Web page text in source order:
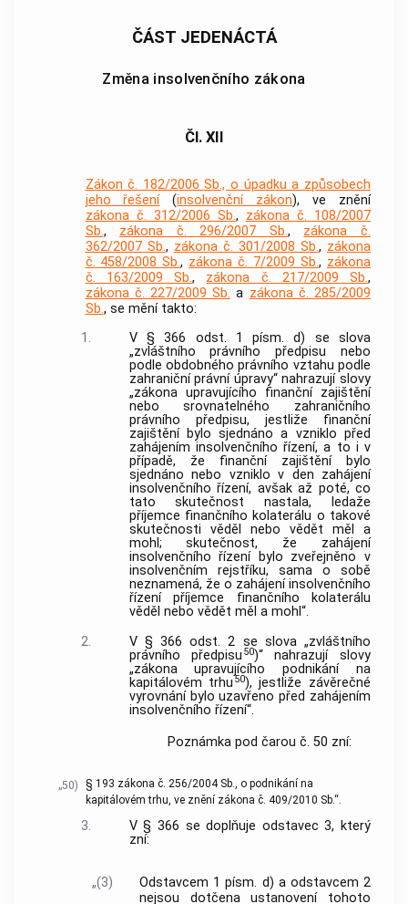
ČÁST JEDENÁCTÁ
Změna insolvenčního zákona
Čl. XII
Zákon č. 182/2006 Sb., o úpadku a způsobech
jeho řešení(insolvenční zákon), ve znění
zákona č. 312/2006 Sb., zákona č. 108/2007
Sb., zákona č. 296/2007 Sb., zákona č.
362/2007 Sb., zákona č. 301/2008 Sb., zákona
č. 458/2008 Sb., zákona č. 7/2009 Sb., zákona
č. 163/2009 Sb., zákona č. 217/2009 Sb.,
zákona č. 227/2009 Sb. a zákona č. 285/2009
Sb., se mění takto:
1.
V § 366 odst. 1 písm. d) se slova
„zvláštního právního předpisu nebo
podle obdobného právního vztahu podle
zahraniční právní úpravy“ nahrazují slovy
„zákona upravujícího finanční zajištění
nebo srovnatelného zahraničního
právního předpisu, jestliže finanční
zajištění bylo sjednáno a vzniklo před
zahájením insolvenčního řízení, a to i v
případě, že finanční zajištění bylo
sjednáno nebo vzniklo v den zahájení
insolvenčního řízení, avšak až poté, co
tato skutečnost nastala, ledaže
příjemce finančního kolaterálu o takové
skutečnosti věděl nebo vědět měl a
mohl; skutečnost, že zahájení
insolvenčního řízení bylo zveřejněno v
insolvenčním rejstříku, sama o sobě
neznamená, že o zahájení insolvenčního
řízení příjemce finančního kolaterálu
věděl nebo vědět měl a mohl“.
2.
V § 366 odst. 2 se slova „zvláštního
právního předpisu 50)“ nahrazují slovy
„zákona upravujícího podnikání na
kapitálovém trhu50), jestliže závěrečné
vyrovnání bylo uzavřeno před zahájením
insolvenčního řízení“.
Poznámka pod čarou č. 50 zní:
„50)
§ 193 zákona č. 256/2004 Sb., o podnikání na
kapitálovém trhu, ve znění zákona č. 409/2010 Sb.“.
3.
V § 366 se doplňuje odstavec 3, který
zní:
„(3)
Odstavcem 1 písm. d) a odstavcem 2
nejsou dotčena ustanovení tohoto